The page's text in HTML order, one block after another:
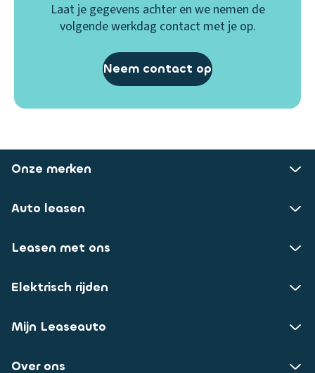
Laat je gegevens achter en we nemen de
volgende werkdag contact met je op.
Neem contact op
Onze merken
Auto leasen
Leasen met ons
Elektrisch rijden
Mijn Leaseauto
Over ons